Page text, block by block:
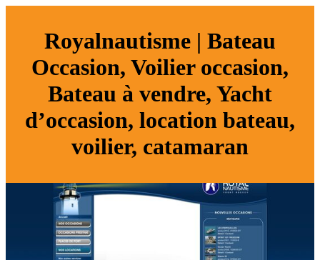
Royalnautisme | Bateau
Occasion, Voilier occasion,
Bateau à vendre, Yacht
d’occasion, location bateau,
voilier, catamaran